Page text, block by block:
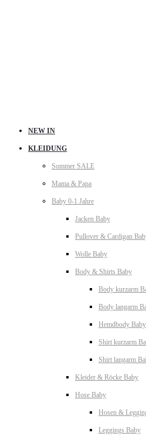
NEW IN
KLEIDUNG
Sommer SALE
Mama & Papa
Baby 0-1 Jahre
Jacken Baby
Pullover & Cardigan
Wolle Baby
Body & Shirts Baby
Body kurzarm
Body langarm
Hemdbody Baby
Shirt kurzarm
Shirt langarm
Kleider & Röcke Baby
Hose Baby
Hosen &
Leggings Baby